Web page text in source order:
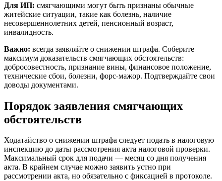
Для ИП: смягчающими могут быть признаны обычные
житейские ситуации, такие как болезнь, наличие
несовершеннолетних детей, пенсионный возраст,
инвалидность.
Важно: всегда заявляйте о снижении штрафа. Соберите
максимум доказательств смягчающих обстоятельств:
добросовестность, признание вины, финансовое положение,
технические сбои, болезни, форс-мажор. Подтверждайте свои
доводы документами.
Порядок заявления смягчающих
обстоятельств
Ходатайство о снижении штрафа следует подать в налоговую
инспекцию до даты рассмотрения акта налоговой проверки.
Максимальный срок для подачи — месяц со дня получения
акта. В крайнем случае можно заявить устно при
рассмотрении акта, но обязательно с фиксацией в протоколе.